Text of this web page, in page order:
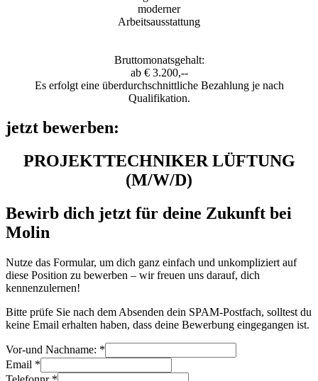
moderner
Arbeitsausstattung
Bruttomonatsgehalt:
ab € 3.200,--
Es erfolgt eine überdurchschnittliche Bezahlung je nach
Qualifikation.
jetzt bewerben:
PROJEKTTECHNIKER LÜFTUNG
(M/W/D)
Bewirb dich jetzt für deine Zukunft bei
Molin
Nutze das Formular, um dich ganz einfach und unkompliziert auf
diese Position zu bewerben – wir freuen uns darauf, dich
kennenzulernen!
Bitte prüfe Sie nach dem Absenden dein SPAM-Postfach, solltest du
keine Email erhalten haben, dass deine Bewerbung eingegangen ist.
Vor-und Nachname: *
Email *